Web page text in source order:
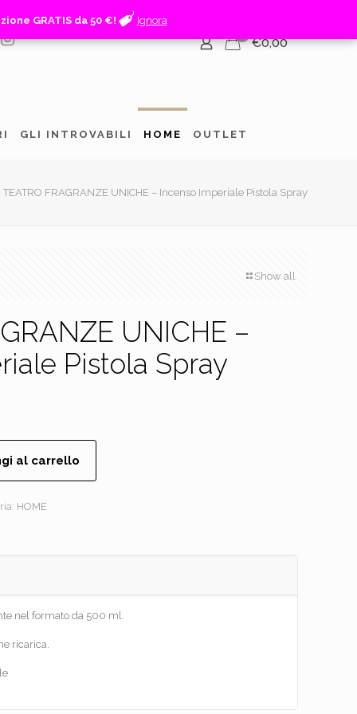
GLI INTROVABILI HOME OUTLET
€0,00
TEATRO FRAGRANZE UNICHE – Incenso Imperiale Pistola Spray
Show all
UNICHE –
Pistola Spray
al carrello
HOME
nel formato da 500 ml.
ricarica.
GRATIS da 50 €! Ignora
GRATIS da 50 €! Ignora